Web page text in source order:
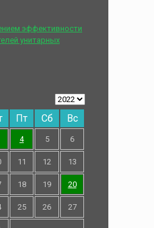
эффективности
унитарных
Пт Сб Вс
4 5 6
11 12 13
18 19 20
25 26 27